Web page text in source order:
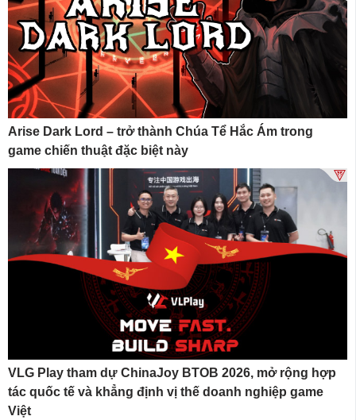
Arise Dark Lord – trở thành Chúa Tể Hắc Ám trong
game chiến thuật đặc biệt này
VLG Play tham dự ChinaJoy BTOB 2026, mở rộng hợp
tác quốc tế và khẳng định vị thế doanh nghiệp game
Việt